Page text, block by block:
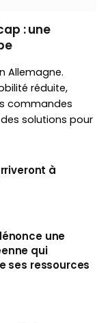
: une
Allemagne.
réduite,
commandes
solutions pour
à
une
qui
ses ressources